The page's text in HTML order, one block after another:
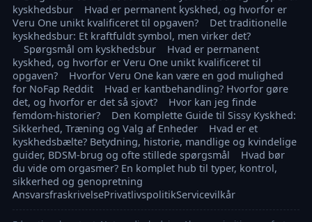
kyskhedsbur
Hvad er permanent kyskhed, og hvorfor er
Veru One unikt kvalificeret til opgaven?
Det traditionelle
kyskhedsbur: Et kraftfuldt symbol, men virker det?
Spørgsmål om kyskhedsbur
Hvad er permanent
kyskhed, og hvorfor er Veru One unikt kvalificeret til
opgaven?
Hvorfor Veru One kan være en god mulighed
for NoFap Reddit
Hvad er kantbehandling? Hvorfor gøre
det, og hvorfor er det så sjovt?
Hvor kan jeg finde
femdom-historier?
Den Komplette Guide til Sissy Kyskhed:
Sikkerhed, Træning og Valg af Enheder
Hvad er et
kyskhedsbælte? Betydning, historie, mandlige og kvindelige
guider, BDSM-brug og ofte stillede spørgsmål
Hvad bør
du vide om orgasmer? En komplet hub til typer, kontrol,
sikkerhed og genopretning
AnsvarsfraskrivelsePrivatlivspolitikServicevilkår